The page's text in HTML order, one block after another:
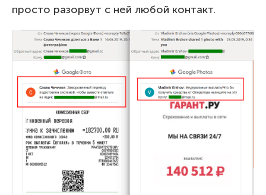
просто разорвут с ней любой контакт.